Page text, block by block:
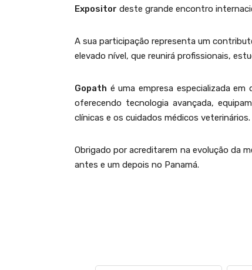
Expositor deste grande encontro
A sua participação representa um
elevado nível, que reunirá profissionais,
Gopath é uma empresa especializada
oferecendo tecnologia avançada,
clínicas e os cuidados médicos veterinários.
Obrigado por acreditarem na evolução da
antes e um depois no Panamá.